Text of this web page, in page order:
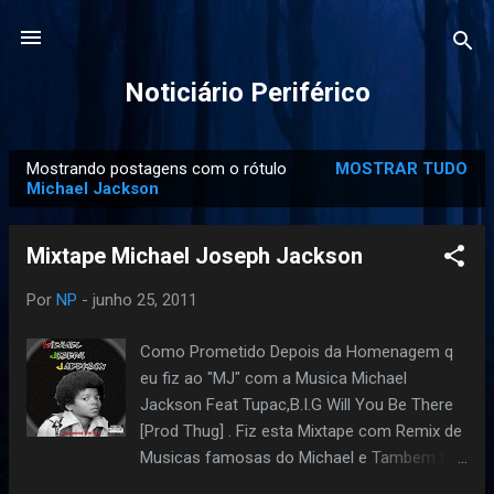
Noticiário Periférico
o
Mostrando postagens com o rótulo
Michael Jackson
MOSTRAR TUDO
Mixtape Michael Joseph Jackson
Por NP - junho 25, 2011
Como Prometido Depois da Homenagem q
eu fiz ao "MJ" com a Musica Michael
Jackson Feat Tupac,B.I.G Will You Be There
[Prod Thug] . Fiz esta Mixtape com Remix de
Musicas famosas do Michael e Tambem fiz